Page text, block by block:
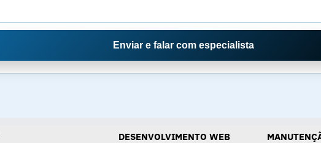
Enviar e falar com especialista
DESENVOLVIMENTO WEB